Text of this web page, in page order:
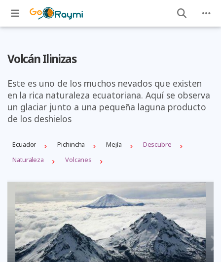
Volcán Ilinizas
Este es uno de los muchos nevados que existen
en la rica naturaleza ecuatoriana. Aquí se observa
un glaciar junto a una pequeña laguna producto
de los deshielos
Ecuador Pichincha Mejí­a
Descubre
Naturaleza
Volcanes
Previous